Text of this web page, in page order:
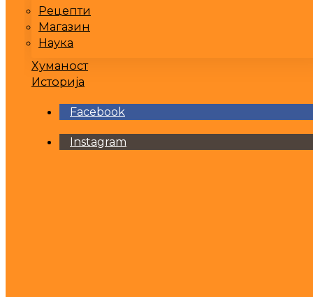
Рецепти
Магазин
Наука
Хуманост
Историја
Facebook
Instagram